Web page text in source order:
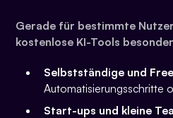
Gerade für bestimmte
kostenlose KI-Tools
Selbstständige und
Automatisierungsschritte
Start-ups und kleine